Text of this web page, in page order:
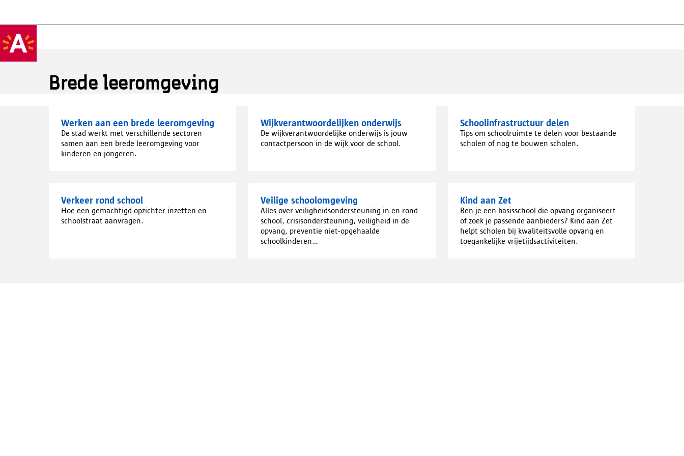
Brede leeromgeving
Werken aan een brede leeromgeving
De stad werkt met verschillende sectoren
samen aan een brede leeromgeving voor
kinderen en jongeren.
Wijkverantwoordelijken onderwijs
De wijkverantwoordelijke onderwijs is jouw
contactpersoon in de wijk voor de school.
Schoolinfrastructuur delen
Tips om schoolruimte te delen voor bestaande
scholen of nog te bouwen scholen.
Verkeer rond school
Hoe een gemachtigd opzichter inzetten en
schoolstraat aanvragen.
Veilige schoolomgeving
Alles over veiligheidsondersteuning in en rond
school, crisisondersteuning, veiligheid in de
opvang, preventie niet-opgehaalde
schoolkinderen...
Kind aan Zet
Ben je een basisschool die opvang organiseert
of zoek je passende aanbieders? Kind aan Zet
helpt scholen bij kwaliteitsvolle opvang en
toegankelijke vrijetijdsactiviteiten.